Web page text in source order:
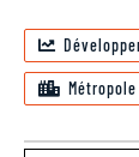
Métropole